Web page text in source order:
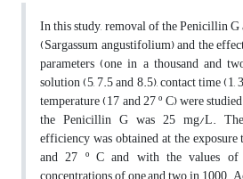
In this study, removal of the Penicillin
(Sargassum angustifolium) and the
parameters (one in a thousand and
solution (5, 7.5 and 8.5), contact time (1,
temperature (17 and 27 º C) were
the Penicillin G was 25 mg/L.
efficiency was obtained at the
and 27 º C and with the values of